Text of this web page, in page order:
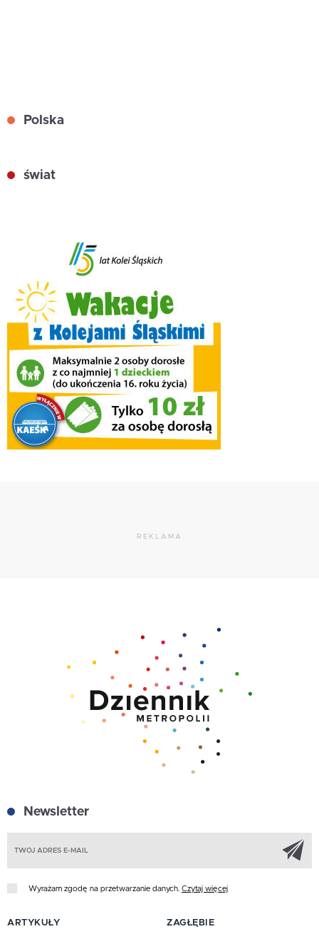
Polska
świat
REKLAMA
Newsletter
Wyrażam zgodę na przetwarzanie danych. Czytaj więcej
ARTYKUŁY ZAGŁĘBIE